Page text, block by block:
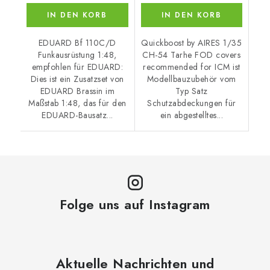
IN DEN KORB
EDUARD Bf 110C/D
Funkausrüstung 1:48,
empfohlen für EDUARD:
Dies ist ein Zusatzset von
EDUARD Brassin im
Maßstab 1:48, das für den
EDUARD-Bausatz...
IN DEN KORB
Quickboost by AIRES 1/35
CH-54 Tarhe FOD covers
recommended for ICM ist
Modellbauzubehör vom
Typ Satz
Schutzabdeckungen für
ein abgestelltes...
Folge uns auf Instagram
Aktuelle Nachrichten und